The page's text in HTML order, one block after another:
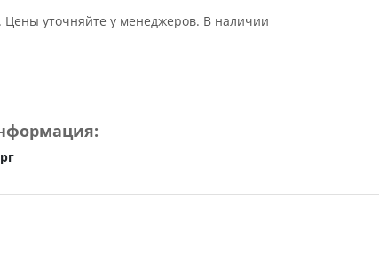
Цены уточняйте у менеджеров. В наличии